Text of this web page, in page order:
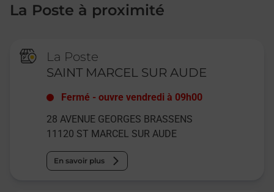
La Poste à proximité
La Poste
SAINT MARCEL SUR AUDE
Fermé -ouvre vendredi à 09h00
28 AVENUE GEORGES BRASSENS
11120 ST MARCEL SUR AUDE
En savoir plus